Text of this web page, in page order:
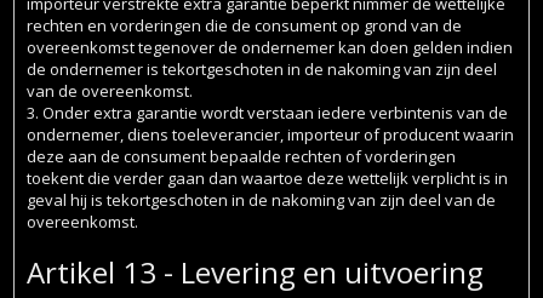
rechten en vorderingen die de consument op grond van de
overeenkomst tegenover de ondernemer kan doen gelden indien
de ondernemer is tekortgeschoten in de nakoming van zijn deel
van de overeenkomst.
3. Onder extra garantie wordt verstaan iedere verbintenis van de
ondernemer, diens toeleverancier, importeur of producent waarin
deze aan de consument bepaalde rechten of vorderingen
toekent die verder gaan dan waartoe deze wettelijk verplicht is in
geval hij is tekortgeschoten in de nakoming van zijn deel van de
overeenkomst.
Artikel 13 - Levering en uitvoering